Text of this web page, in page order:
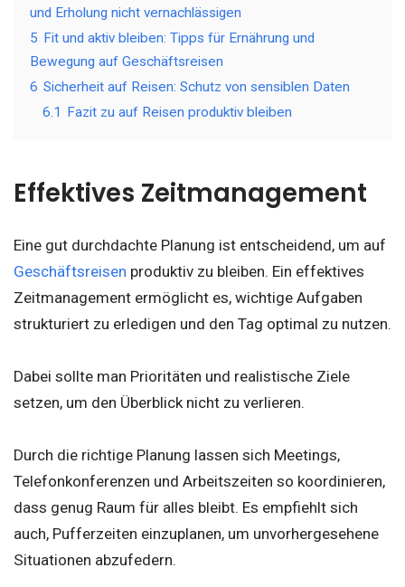
und Erholung nicht vernachlässigen
5 Fit und aktiv bleiben: Tipps für Ernährung und
Bewegung auf Geschäftsreisen
6 Sicherheit auf Reisen: Schutz von sensiblen Daten
6.1 Fazit zu auf Reisen produktiv bleiben
Effektives Zeitmanagement
Eine gut durchdachte Planung ist entscheidend, um auf
Geschäftsreisen produktiv zu bleiben. Ein effektives
Zeitmanagement ermöglicht es, wichtige Aufgaben
strukturiert zu erledigen und den Tag optimal zu nutzen.
Dabei sollte man Prioritäten und realistische Ziele
setzen, um den Überblick nicht zu verlieren.
Durch die richtige Planung lassen sich Meetings,
Telefonkonferenzen und Arbeitszeiten so koordinieren,
dass genug Raum für alles bleibt. Es empfiehlt sich
auch, Pufferzeiten einzuplanen, um unvorhergesehene
Situationen abzufedern.